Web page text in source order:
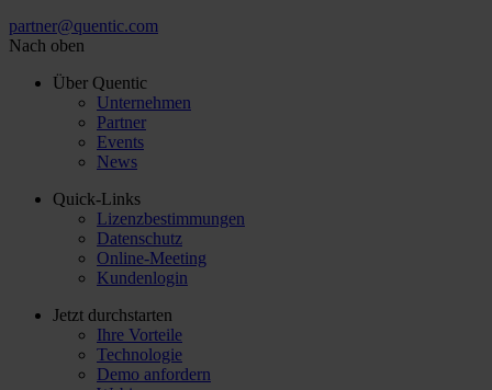
partner@quentic.com
Nach oben
Über Quentic
Unternehmen
Partner
Events
News
Quick-Links
Lizenzbestimmungen
Datenschutz
Online-Meeting
Kundenlogin
Jetzt durchstarten
Ihre Vorteile
Technologie
Demo anfordern